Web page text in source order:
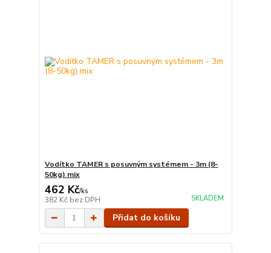
Vodítko TAMER s posuvným systémem - 3m (8-
50kg) mix
462 Kč/ks
382 Kč bez DPH SKLADEM
Přidat do košíku